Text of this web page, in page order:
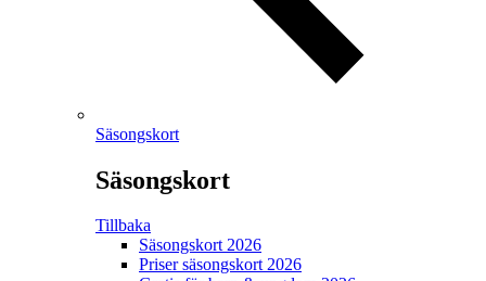
Säsongskort
Säsongskort
Tillbaka
Säsongskort 2026
Priser säsongskort 2026